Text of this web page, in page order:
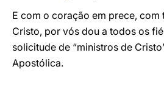
E com o coração em prece,
Cristo, por vós dou a todos os
solicitude de “ministros de
Apostólica.